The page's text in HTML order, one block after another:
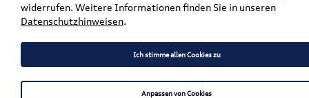
Original Audi Einstiegs-LED
"Audi Ringe" für Fahrzeuge
mit LED-Einstiegsleuchten
4G0052133G
widerrufen. Weitere Informationen finden Sie in unseren
Datenschutzhinweisen.
Ich stimme allen Cookies zu
Anpassen von Cookies